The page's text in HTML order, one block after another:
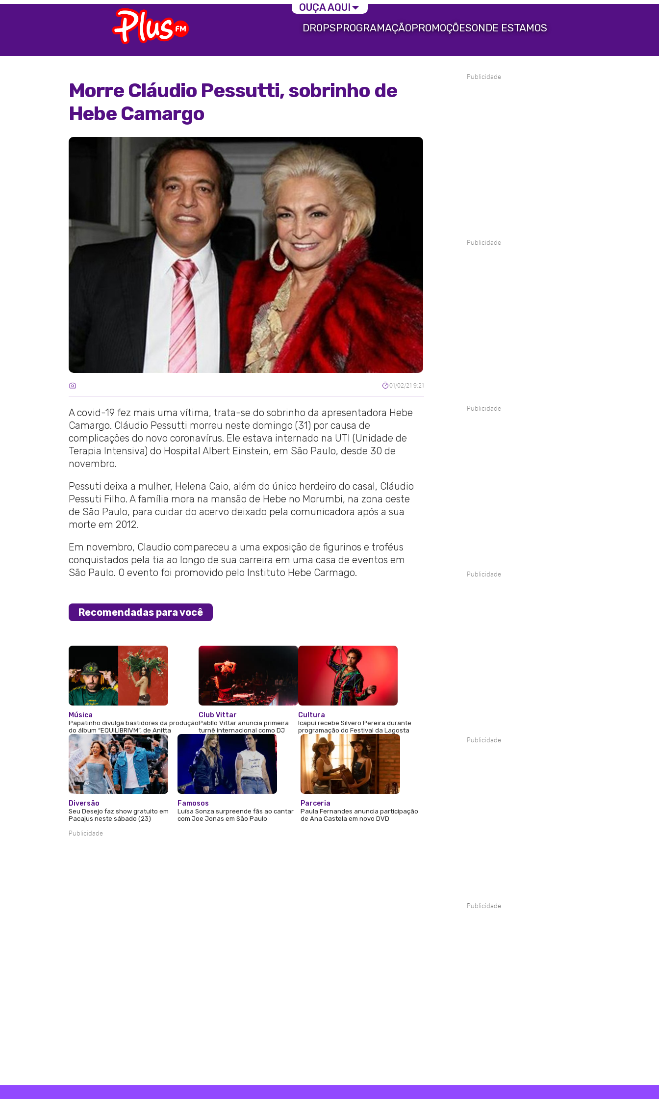
DROPSPROGRAMAÇÃOPROMOÇÕESONDE ESTAMOS
Morre Cláudio Pessutti, sobrinho de
Hebe Camargo
01/02/21 9:21
A covid-19 fez mais uma vítima, trata-se do sobrinho da apresentadora Hebe
Camargo. Cláudio Pessutti morreu neste domingo (31) por causa de
complicações do novo coronavírus. Ele estava internado na UTI (Unidade de
Terapia Intensiva) do Hospital Albert Einstein, em São Paulo, desde 30 de
novembro.
Pessuti deixa a mulher, Helena Caio, além do único herdeiro do casal, Cláudio
Pessuti Filho. A família mora na mansão de Hebe no Morumbi, na zona oeste
de São Paulo, para cuidar do acervo deixado pela comunicadora após a sua
morte em 2012.
Em novembro, Claudio compareceu a uma exposição de figurinos e troféus
conquistados pela tia ao longo de sua carreira em uma casa de eventos em
São Paulo. O evento foi promovido pelo Instituto Hebe Carmago.
Recomendadas para você
Música
Papatinho divulga bastidores da produção
do álbum “EQUILIBRIVM”, de Anitta
Club Vittar
Pabllo Vittar anuncia primeira
turnê internacional como DJ
Cultura
Icapuí recebe Silvero Pereira durante
programação do Festival da Lagosta
Diversão
Seu Desejo faz show gratuito em
Pacajus neste sábado (23)
Famosos
Luísa Sonza surpreende fãs ao cantar
com Joe Jonas em São Paulo
Parceria
Paula Fernandes anuncia participação
de Ana Castela em novo DVD
Publicidade
Publicidade
Publicidade
Publicidade
Publicidade
Publicidade
Publicidade
OUÇA AQUI